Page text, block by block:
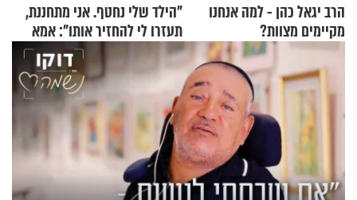
הרב יגאל כהן - למה אנחנו
מקיימים מצוות?
"הילד שלי נחטף. אני מתחננת,
תעזרו לי להחזיר אותו": אמא
של יובל בן ה-4 בריאיון דומע